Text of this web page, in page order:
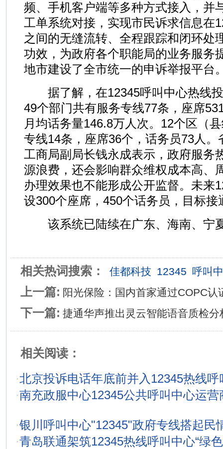
频、手机客户端等多种方式接入，并
工单系统对接，实现市民诉求信息在
之间的无缝流转、全程跟踪和闭环处
功效，为政府各个职能局的业务服务
地市建设了全市统一的申诉举报平台
据了解，在12345呼叫中心热线投
49个部门共有服务专线77条，座席
月均话务量146.8万人次。12个区（
专线14条，座席36个，话务员73人。
工商局副局长钱永成表示，政府服务
源浪费，还会影响群众维权成本高、
办理效果也不能形成公开监督。未来
设300个座席，450个话务员，目标接
该系统已陆续在广东、海南、宁
相关热词搜索： 佳都科技 12345 呼叫
上一篇: 阳光保险：国内首家通过COPC认
下一篇: 捷通华声推出灵云智能语音质检分
相关阅读：
·北京投诉电话年底前并入12345热线呼
·南充政服中心12345公共呼叫中心运
·银川呼叫中心"12345"政府专线搭起民
·青岛联通架筑12345热线呼叫中心“绿